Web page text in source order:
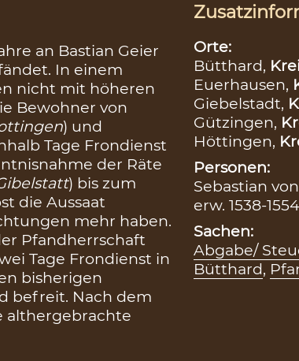
an Bastian Geier
In einem
nicht mit höheren
Bewohner von
) und
Tage Frondienst
der Räte
) bis zum
die Aussaat
mehr haben.
Pfandherrschaft
Tage Frondienst in
bisherigen
befreit. Nach dem
althergebrachte
Orte:
Bütthard,
Euerhausen,
Giebelstadt,
Gützingen,
Höttingen,
Personen:
Sebastian
erw. 1538-1554
Sachen:
Abgabe/
Bütthard,